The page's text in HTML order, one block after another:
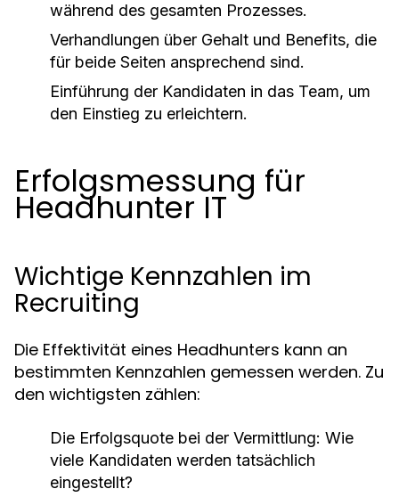
während des gesamten Prozesses.
Verhandlungen über Gehalt und Benefits, die
für beide Seiten ansprechend sind.
Einführung der Kandidaten in das Team, um
den Einstieg zu erleichtern.
Erfolgsmessung für
Headhunter IT
Wichtige Kennzahlen im
Recruiting
Die Effektivität eines Headhunters kann an
bestimmten Kennzahlen gemessen werden. Zu
den wichtigsten zählen:
Die Erfolgsquote bei der Vermittlung: Wie
viele Kandidaten werden tatsächlich
eingestellt?